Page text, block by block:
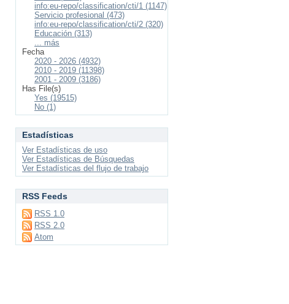
info:eu-repo/classification/cti/1 (1147)
Servicio profesional (473)
info:eu-repo/classification/cti/2 (320)
Educación (313)
... más
Fecha
2020 - 2026 (4932)
2010 - 2019 (11398)
2001 - 2009 (3186)
Has File(s)
Yes (19515)
No (1)
Estadísticas
Ver Estadísticas de uso
Ver Estadísticas de Búsquedas
Ver Estadísticas del flujo de trabajo
RSS Feeds
RSS 1.0
RSS 2.0
Atom